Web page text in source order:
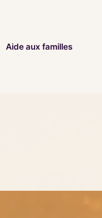
Aide aux familles